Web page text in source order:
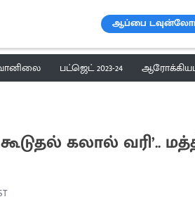
ஆப்பை
பட்ஜெட் 2023-24
கலால் வரி’..